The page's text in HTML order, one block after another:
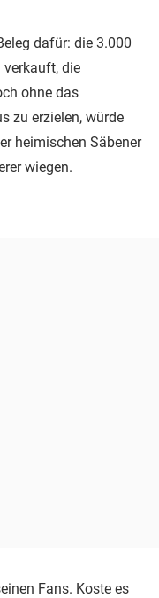
dafür: die 3.000
die
ohne das
zu erzielen, würde
heimischen Säbener
wiegen.
Fans. Koste es